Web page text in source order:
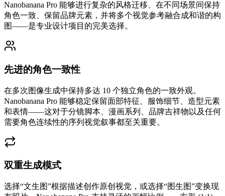
Nanobanana Pro 能够进行复杂的风格迁移、在不同场景间保持
角色一致、保留品牌元素，并将多个视觉参考融合成和谐的构
图——是专业设计项目的完美选择。
先进的角色一致性
在多次图像生成中保持多达 10 个独立角色的一致外观。
Nanobanana Pro 能够稳定保留面部特征、服饰细节、造型元素
和表情——这对于分镜脚本、漫画系列、品牌吉祥物以及任何
需要角色连续性的序列视觉叙事都至关重要。
双重生成模式
选择“文生图”根据描述创作原创视觉，或选择“图生图”变换现